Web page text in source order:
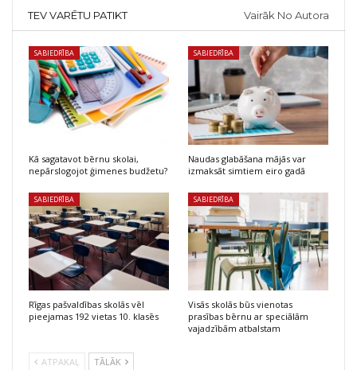
TEV VARĒTU PATIKT Vairāk No Autora
SABIEDRĪBA
Kā sagatavot bērnu skolai,
nepārslogojot ģimenes budžetu?
SABIEDRĪBA
Naudas glabāšana mājās var
izmaksāt simtiem eiro gadā
SABIEDRĪBA
Rīgas pašvaldības skolās vēl
pieejamas 192 vietas 10. klasēs
SABIEDRĪBA
Visās skolās būs vienotas
prasības bērnu ar speciālām
vajadzībām atbalstam
ATPAKAĻ TĀLĀK